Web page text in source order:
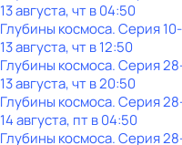
13 августа, чт в 04:50
Глубины космоса. Серия
13 августа, чт в 12:50
Глубины космоса. Серия
13 августа, чт в 20:50
Глубины космоса. Серия
14 августа, пт в 04:50
Глубины космоса. Серия